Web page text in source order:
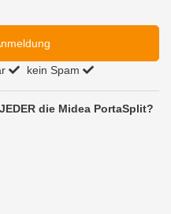
kein Spam
die Midea PortaSplit?